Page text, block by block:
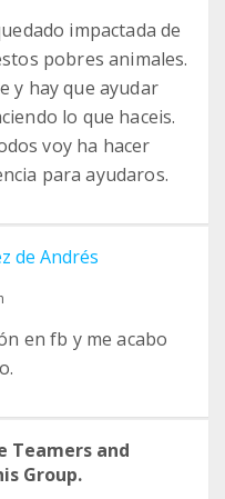
impactada de
pobres animales.
y hay que ayudar
lo que haceis.
voy ha hacer
para ayudaros.
de Andrés
en fb y me acabo
Teamers and
Group.